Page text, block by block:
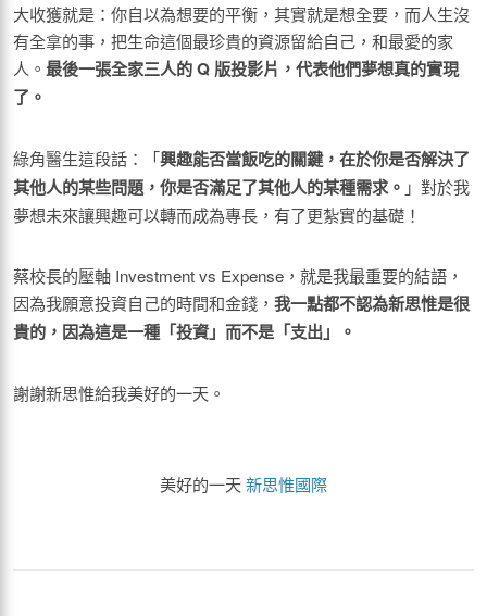
大收獲就是：你自以為想要的平衡，其實就是想全要，而人生沒
有全拿的事，把生命這個最珍貴的資源留給自己，和最愛的家
人。 最後一張全家三人的Q 版投影片，代表他們夢想真的實現
了。
綠角醫生這段話：「興趣能否當飯吃的關鍵，在於你是否解決了
其他人的某些問題，你是否滿足了其他人的某種需求。 」對於我
夢想未來讓興趣可以轉而成為專長，有了更紮實的基礎！
蔡校長的壓軸 Investment vs Expense，就是我最重要的結語，
因為我願意投資自己的時間和金錢， 我一點都不認為新思惟是很
貴的，因為這是一種「投資」而不是「支出」。
謝謝新思惟給我美好的一天。
美好的一天新思惟國際